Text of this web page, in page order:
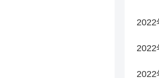
2022
2022
2022